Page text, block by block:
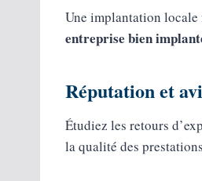
Une implantation locale
entreprise bien
Réputation et
Étudiez les retours
la qualité des